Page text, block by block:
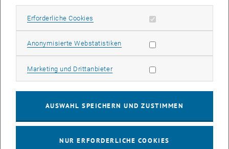
Karlsplatz 13, Hof 1 - Baucontainer
unterbrochen und neu verbunden:
Computer und Netzwerkfähige Geräte (Drucker, etc.) - Ausfall
Telefone - Ausfall jeweils ca. 3-4 Minuten
Elektronische Zutrittssysteme und Kameras - Ausfall
Öffentliche Terminals / Anzeigetafeln - Ausfall ca. 1 Minute
Erforderliche Cookies Erforderliche Cookies zulassen
Anonymisierte WebstatistikenStatistik Cookies zulassen
Marketing und DrittanbieterMarketing Cookies zulassen
AUSWAHL SPEICHERN UND ZUSTIMMEN
NUR ERFORDERLICHE COOKIES